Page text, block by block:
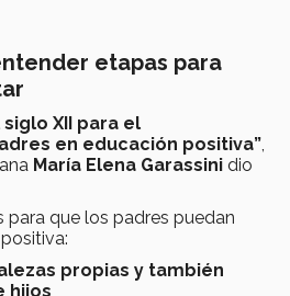
etapas para
XII para el
en educación positiva”,
María Elena Garassini dio
para que los padres puedan
propias y también
hijos